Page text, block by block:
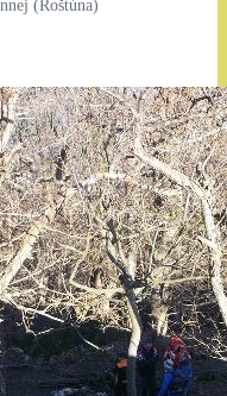
(Roštúna)